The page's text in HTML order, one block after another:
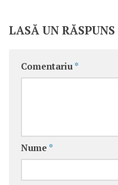
LASĂ UN RĂSPUNS
Comentariu *
Nume *